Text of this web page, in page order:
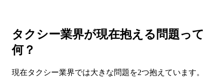
タクシー業界が現在抱える問題って
何？
現在タクシー業界では大きな問題を2つ抱えています。